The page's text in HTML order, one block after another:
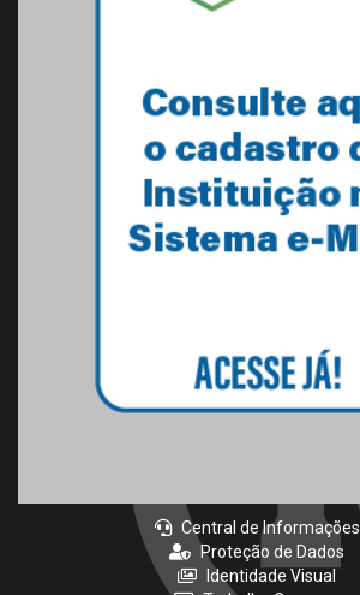
Central de Informações
Proteção de Dados
Identidade Visual